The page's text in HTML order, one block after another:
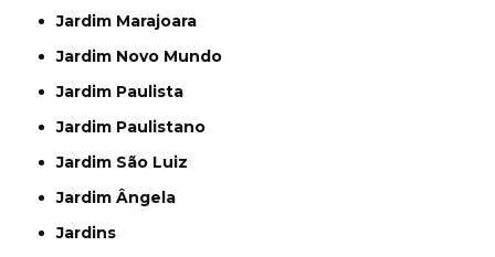
Jardim Marajoara
Jardim Novo Mundo
Jardim Paulista
Jardim Paulistano
Jardim São Luiz
Jardim Ângela
Jardins